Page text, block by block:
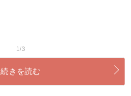
1/3
続きを読む